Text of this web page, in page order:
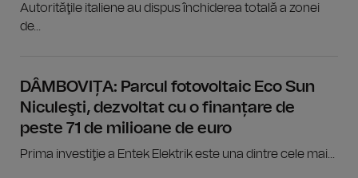
Autorităţile italiene au dispus închiderea totală a zonei
de...
DÂMBOVIȚA: Parcul fotovoltaic Eco Sun
Niculeşti, dezvoltat cu o finanțare de
peste 71 de milioane de euro
Prima investiţie a Entek Elektrik este una dintre cele mai...